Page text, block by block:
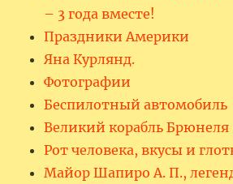
– 3 года вместе!
Праздники Америки
Яна Курлянд.
Фотографии
Беспилотный автомобиль
Великий корабль Брюнеля
Рот человека, вкусы и
Майор Шапиро А. П.,